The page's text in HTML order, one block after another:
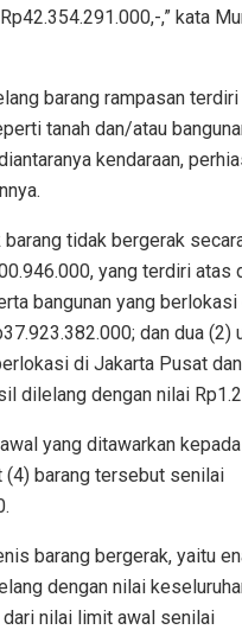
,” kata
barang rampasan
tanah dan/atau
kendaraan,
tidak bergerak
yang terdiri atas
bangunan yang
dan dua (2)
di Jakarta Pusat
dilelang dengan nilai
yang ditawarkan
(4) barang tersebut senilai
barang bergerak, yaitu
dengan nilai
dari nilai limit awal senilai